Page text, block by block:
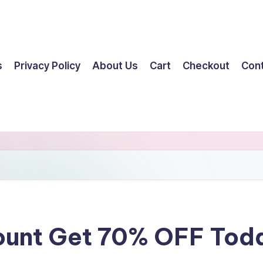
Privacy Policy About Us Cart Checkout
Get 70% OFF